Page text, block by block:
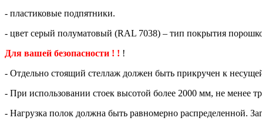
- пластиковые подпятники.
- цвет серый полуматовый (RAL 7038) – тип покрытия
Для вашей безопасности ! ! !
- Отдельно стоящий стеллаж должен быть прикручен к
- При использовании стоек высотой более 2000 мм, не менее
- Нагрузка полок должна быть равномерно распределенной.